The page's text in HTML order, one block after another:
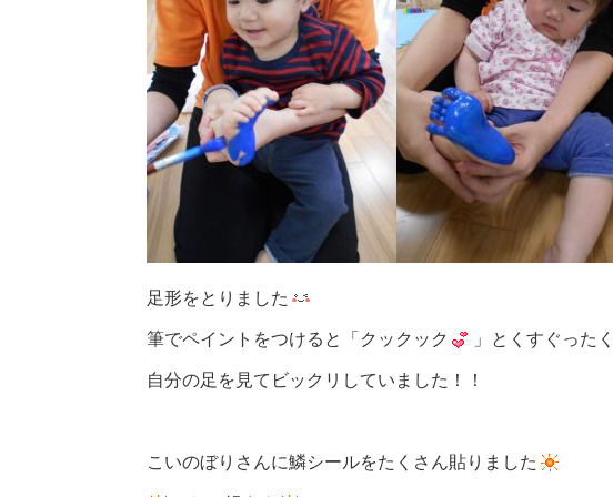
足形をとりました
筆でペイントをつけると「クックック 」とくすぐった
自分の足を見てビックリしていました！！
こいのぼりさんに鱗シールをたくさん貼りました